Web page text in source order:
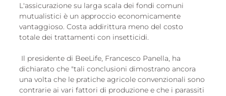
L'assicurazione su larga scala dei fondi comuni
mutualistici è un approccio economicamente
vantaggioso. Costa addirittura meno del costo
totale dei trattamenti con insetticidi.
dichiarato che "tali conclusioni dimostrano ancora
una volta che le pratiche agricole convenzionali sono
contrarie ai vari fattori di produzione e che i parassiti